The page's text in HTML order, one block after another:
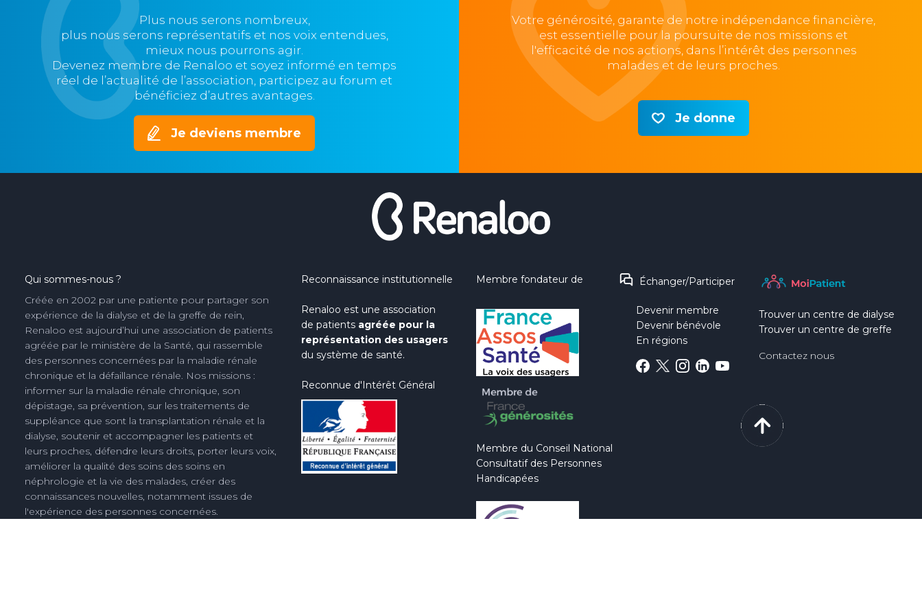
Plus nous serons nombreux,
plus nous serons représentatifs et nos voix entendues,
mieux nous pourrons agir.
Devenez membre de Renaloo et soyez informé en temps
réel de l’actualité de l’association, participez au forum et
bénéficiez d’autres avantages.
Je deviens membre
Votre générosité, garante de notre indépendance financière,
est essentielle pour la poursuite de nos missions et
l'efficacité de nos actions, dans l’intérêt des personnes
malades et de leurs proches.
Je donne
Qui sommes-nous ?
Créée en 2002 par une patiente pour partager son
expérience de la dialyse et de la greffe de rein,
Renaloo est aujourd’hui une association de patients
agréée par le ministère de la Santé, qui rassemble
des personnes concernées par la maladie rénale
chronique et la défaillance rénale. Nos missions :
informer sur la maladie rénale chronique, son
dépistage, sa prévention, sur les traitements de
suppléance que sont la transplantation rénale et la
dialyse, soutenir et accompagner les patients et
leurs proches, défendre leurs droits, porter leurs voix,
améliorer la qualité des soins des soins en
néphrologie et la vie des malades, créer des
connaissances nouvelles, notamment issues de
l'expérience des personnes concernées.
Reconnaissance institutionnelle
Renaloo est une association
de patients agréée pour la
représentation des usagers
du système de santé.
Reconnue d'Intérêt Général
Membre fondateur de
Membre du Conseil National
Consultatif des Personnes
Handicapées
Échanger/Participer
Devenir membre
Devenir bénévole
En régions
Trouver un centre de dialyse
Trouver un centre de greffe
Contactez nous